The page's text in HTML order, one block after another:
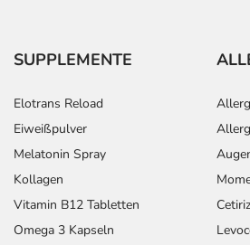
SUPPLEMENTE
Elotrans Reload
Eiweißpulver
Melatonin Spray
Kollagen
Vitamin B12 Tabletten
Omega 3 Kapseln